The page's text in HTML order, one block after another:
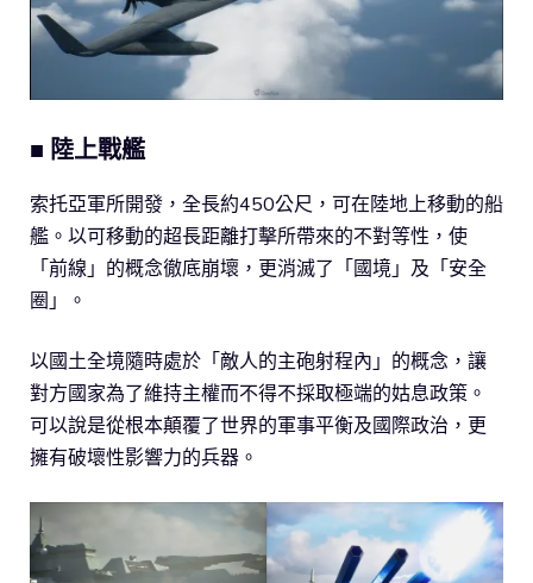
■ 陸上戰艦
索托亞軍所開發，全長約450公尺，可在陸地上移動的船
艦。以可移動的超長距離打擊所帶來的不對等性，使
「前線」的概念徹底崩壞，更消滅了「國境」及「安全
圈」。
以國土全境隨時處於「敵人的主砲射程內」的概念，讓
對方國家為了維持主權而不得不採取極端的姑息政策。
可以說是從根本顛覆了世界的軍事平衡及國際政治，更
擁有破壞性影響力的兵器。